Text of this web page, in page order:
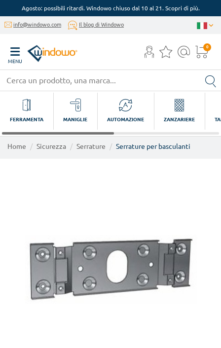
Agosto: possibili ritardi. Windowo chiuso dal 10 al 21. Scopri di più.
info@windowo.com Il blog di Windowo
MENU
0
FERRAMENTA MANIGLIE AUTOMAZIONE ZANZARIERE
Home Sicurezza Serrature Serrature per basculanti